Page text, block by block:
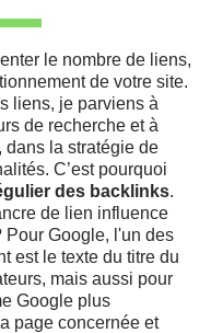
le nombre de liens,
de votre site.
liens, je parviens à
de recherche et à
dans la stratégie de
C’est pourquoi
des backlinks.
de lien influence
Pour Google, l'un des
est le texte du titre du
mais aussi pour
Google plus
page concernée et